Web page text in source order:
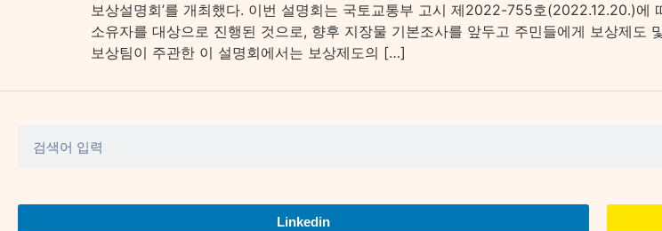
보상설명회’를 개최했다. 이번 설명회는 국토교통부 고시 제2022-755호(2022.12.20.)에
소유자를 대상으로 진행된 것으로, 향후 지장물 기본조사를 앞두고 주민들에게 보상제도
보상팀이 주관한 이 설명회에서는 보상제도의 […]
Linkedin